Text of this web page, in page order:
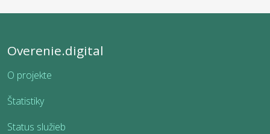
Overenie.digital
O projekte
Štatistiky
Status služieb